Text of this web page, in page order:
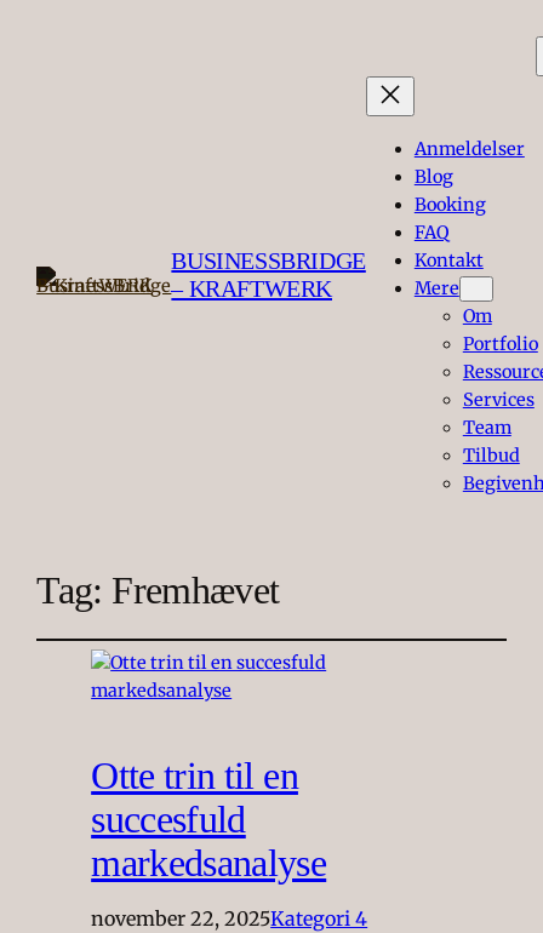
BUSINESSBRIDGE
– KRAFTWERK
Anmeldelser
Blog
Booking
FAQ
Kontakt
Mere
Om
Portfolio
Services
Team
Tilbud
Tag: Fremhævet
Otte trin til en
succesfuld
markedsanalyse
november 22, 2025Kategori 4